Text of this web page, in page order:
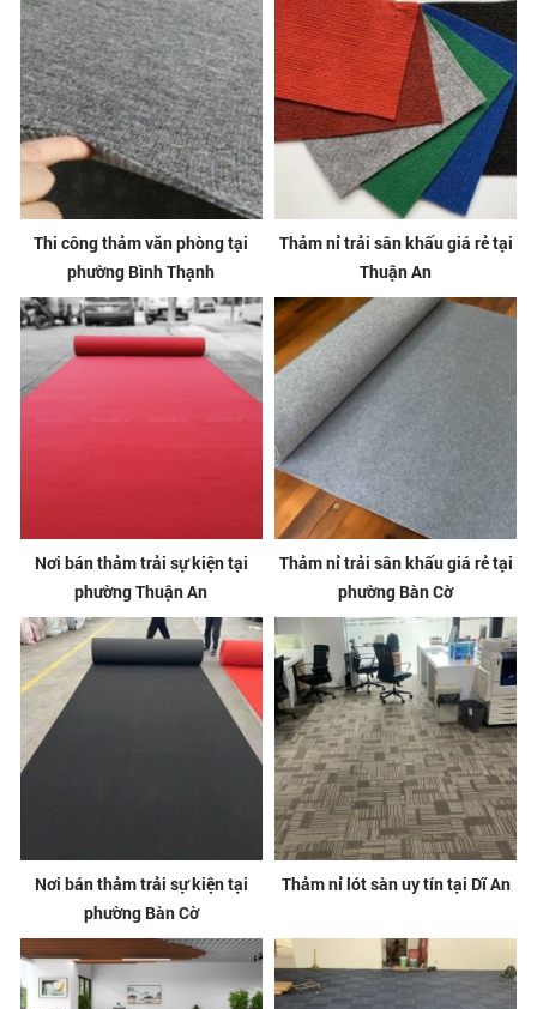
Thi công thảm văn phòng tại
phường Bình Thạnh
Thảm nỉ trải sân khấu giá rẻ tại
Thuận An
Nơi bán thảm trải sự kiện tại
phường Thuận An
Thảm nỉ trải sân khấu giá rẻ tại
phường Bàn Cờ
Nơi bán thảm trải sự kiện tại
phường Bàn Cờ
Thảm nỉ lót sàn uy tín tại Dĩ An